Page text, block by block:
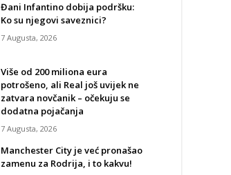
Đani Infantino dobija podršku:
Ko su njegovi saveznici?
7 Augusta, 2026
Više od 200 miliona eura
potrošeno, ali Real još uvijek ne
zatvara novčanik – očekuju se
dodatna pojačanja
7 Augusta, 2026
Manchester City je već pronašao
zamenu za Rodrija, i to kakvu!